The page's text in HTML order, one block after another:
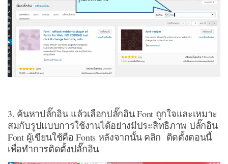
3. ค้นหาปลั๊กอิน แล้วเลือกปลั๊กอิน Font ถูกใจและเหมาะ
สมกับรูปแบบการใช้งานได้อย่างมีประสิทธิภาพ ปลั๊กอิน
Font ผู้เขียนใช้คือ Fonts หลังจากนั้น คลิก ติดตั้งตอนนี้
เพื่อทำการติดตั้งปลั๊กอิน